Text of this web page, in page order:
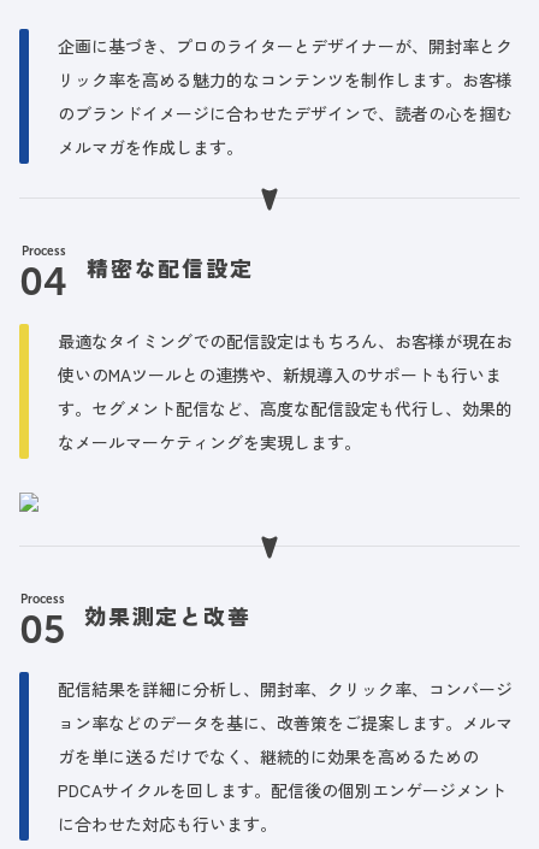
企画に基づき、プロのライターとデザイナーが、開封率とク
リック率を高める魅力的なコンテンツを制作します。お客様
のブランドイメージに合わせたデザインで、読者の心を掴む
メルマガを作成します。
Process
精密な配信設定
最適なタイミングでの配信設定はもちろん、お客様が現在お
使いのMAツールとの連携や、新規導入のサポートも行いま
す。セグメント配信など、高度な配信設定も代行し、効果的
なメールマーケティングを実現します。
Process
効果測定と改善
配信結果を詳細に分析し、開封率、クリック率、コンバージ
ョン率などのデータを基に、改善策をご提案します。メルマ
ガを単に送るだけでなく、継続的に効果を高めるための
PDCAサイクルを回します。配信後の個別エンゲージメント
に合わせた対応も行います。